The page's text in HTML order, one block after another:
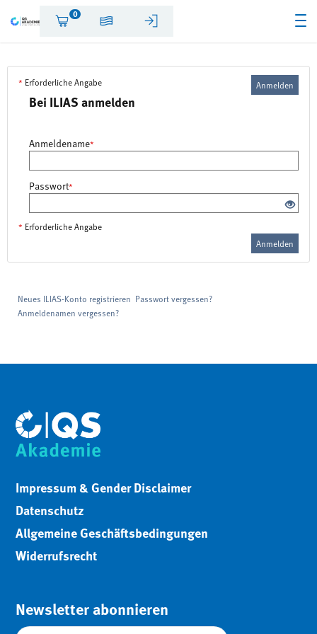
0
Anmelden
* Erforderliche Angabe
Bei ILIAS anmelden
Anmeldename*
Passwort*
* Erforderliche Angabe
Anmelden
Neues ILIAS-Konto registrieren Passwort vergessen?
Anmeldenamen vergessen?
Impressum & Gender Disclaimer
Datenschutz
Allgemeine Geschäftsbedingungen
Widerrufsrecht
Newsletter abonnieren